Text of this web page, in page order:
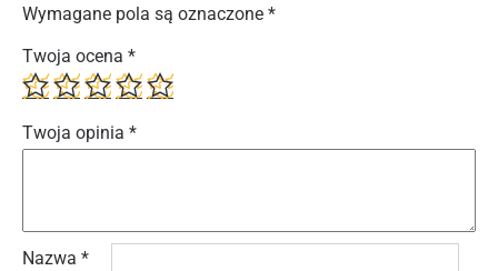
Wymagane pola są oznaczone *
Twoja ocena *
Twoja opinia *
Nazwa *